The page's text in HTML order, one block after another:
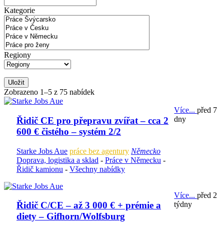
Kategorie
Regiony
Uložit
Zobrazeno 1–5 z 75 nabídek
Řidič CE pro přepravu zvířat – cca 2
600 € čistého – systém 2/2
Starke Jobs Aue práce bez agentury Německo
Doprava, logistika a sklad - Práce v Německu -
Řidič kamionu - Všechny nabídky
Více...před 7
dny
Řidič C/CE – až 3 000 € + prémie a
diety – Gifhorn/Wolfsburg
Více...před 2
týdny